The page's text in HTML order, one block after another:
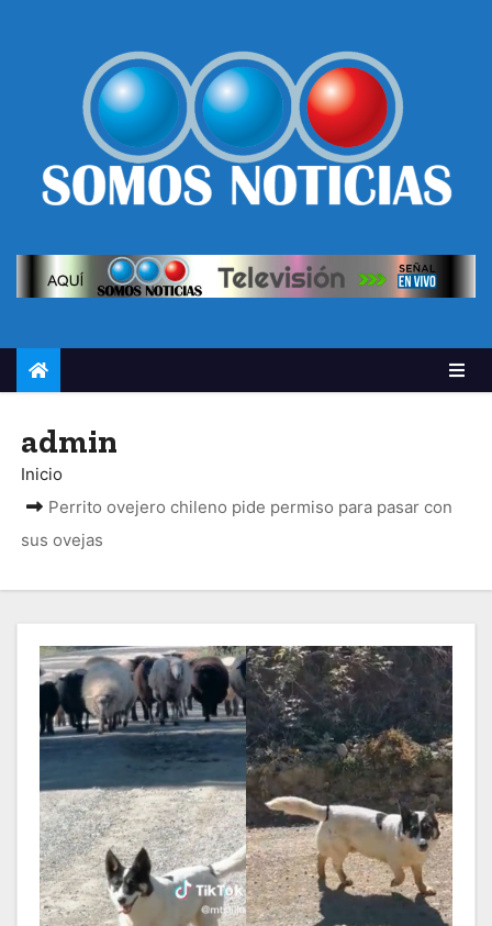
admin
Inicio
Perrito ovejero chileno pide permiso para pasar con
sus ovejas